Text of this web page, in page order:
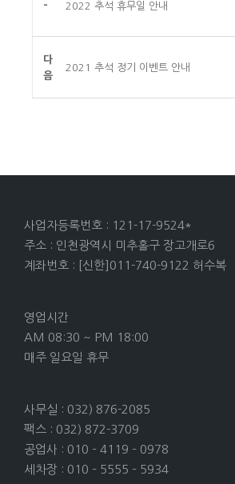
- 2022 추석 휴무일 안내
다
음
2021 추석 정기 이벤트 안내
사업자등록번호 : 121-17-9524*
주소 : 인천광역시 미추홀구 장고개로6
계좌번호 : [신한]011-740-9122 허수복
영업시간
AM 08:30 ~ PM 18:00
매주 일요일 휴무
사무실 : 032) 876-2085
팩스 : 032) 872-3709
공업사 : 010 – 4119 – 0978
세차장 : 010 – 5555 – 5934